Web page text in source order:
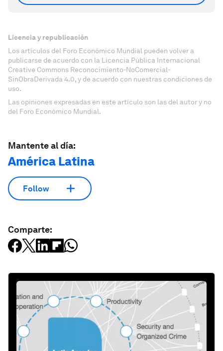
Licencia y republicación
Los artículos del Foro Económico Mundial pueden volver a
publicarse de acuerdo con la Licencia Pública Internacional
Creative Commons Reconocimiento-NoComercial-
SinObraDerivada 4.0, y de acuerdo con nuestras condiciones de
uso.
Las opiniones expresadas en este artículo son las del autor y no
del Foro Económico Mundial.
Mantente al día:
América Latina
Follow
Comparte: